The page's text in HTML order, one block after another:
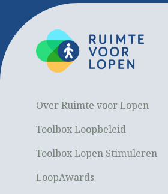
Over Ruimte voor Lopen
Toolbox Loopbeleid
Toolbox Lopen Stimuleren
LoopAwards